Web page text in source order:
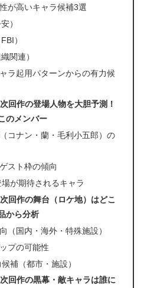
が高いキャラ候補3選
）
）
関連）
ラ起用パターンからの有力候
回作の登場人物を大胆予測！
のメンバー
コナン・蘭・毛利小五郎）の
スト枠の傾向
が期待されるキャラ
回作の舞台（ロケ地）はどこ
から分析
（国内・海外・特殊施設）
プの可能性
補（都市・施設）
回作の黒幕・敵キャラは誰に